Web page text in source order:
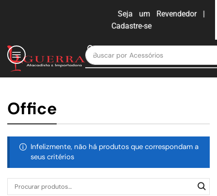
Seja um Revendedor |
Cadastre-se
Buscar por Acessórios
Office
Infelizmente, não há produtos que correspondam a
seus critérios